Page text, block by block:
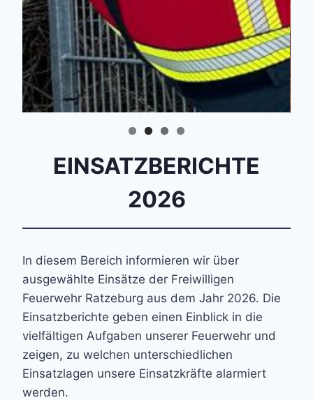
EINSATZBERICHTE
2026
In diesem Bereich informieren wir über
ausgewählte Einsätze der Freiwilligen
Feuerwehr Ratzeburg aus dem Jahr 2026. Die
Einsatzberichte geben einen Einblick in die
vielfältigen Aufgaben unserer Feuerwehr und
zeigen, zu welchen unterschiedlichen
Einsatzlagen unsere Einsatzkräfte alarmiert
werden.